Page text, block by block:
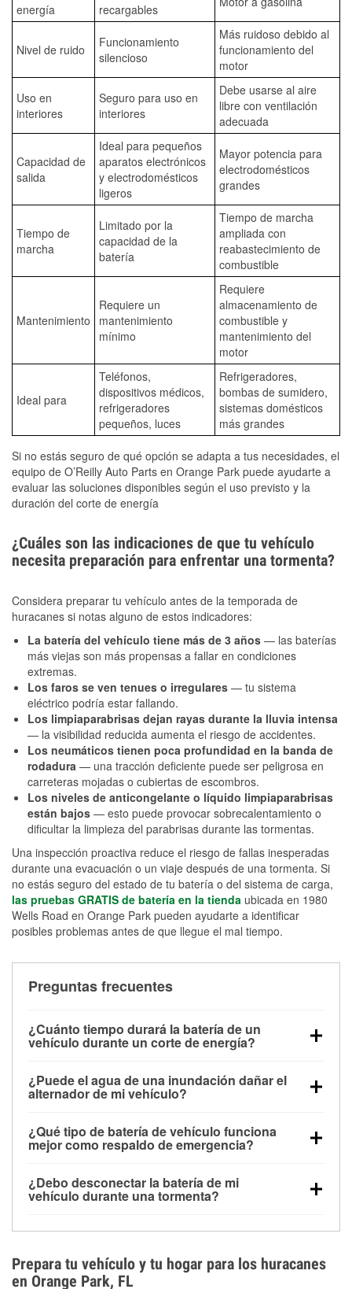
energía
recargables
Nivel de ruido
Funcionamiento
silencioso
Más ruidoso debido al
funcionamiento del
motor
Uso en
interiores
Seguro para uso en
interiores
Debe usarse al aire
libre con ventilación
adecuada
Capacidad de
salida
Ideal para pequeños
aparatos electrónicos
y electrodomésticos
ligeros
Mayor potencia para
electrodomésticos
grandes
Tiempo de
marcha
Limitado por la
capacidad de la
batería
Tiempo de marcha
ampliada con
reabastecimiento de
combustible
Mantenimiento
Requiere un
mantenimiento
mínimo
Requiere
almacenamiento de
combustible y
mantenimiento del
motor
Ideal para
Teléfonos,
dispositivos médicos,
refrigeradores
pequeños, luces
Refrigeradores,
bombas de sumidero,
sistemas domésticos
más grandes
Si no estás seguro de qué opción se adapta a tus necesidades, el
equipo de O’Reilly Auto Parts en Orange Park puede ayudarte a
evaluar las soluciones disponibles según el uso previsto y la
duración del corte de energía
¿Cuáles son las indicaciones de que tu vehículo
necesita preparación para enfrentar una tormenta?
Considera preparar tu vehículo antes de la temporada de
huracanes si notas alguno de estos indicadores:
La batería del vehículo tiene más de 3 años — las baterías
más viejas son más propensas a fallar en condiciones
extremas.
Los faros se ven tenues o irregulares — tu sistema
eléctrico podría estar fallando.
Los limpiaparabrisas dejan rayas durante la lluvia intensa
— la visibilidad reducida aumenta el riesgo de accidentes.
Los neumáticos tienen poca profundidad en la banda de
rodadura — una tracción deficiente puede ser peligrosa en
carreteras mojadas o cubiertas de escombros.
Los niveles de anticongelante o líquido limpiaparabrisas
están bajos — esto puede provocar sobrecalentamiento o
dificultar la limpieza del parabrisas durante las tormentas.
Una inspección proactiva reduce el riesgo de fallas inesperadas
durante una evacuación o un viaje después de una tormenta. Si
no estás seguro del estado de tu batería o del sistema de carga,
las pruebas GRATIS de batería en la tienda ubicada en 1980
Wells Road en Orange Park pueden ayudarte a identificar
posibles problemas antes de que llegue el mal tiempo.
Preguntas frecuentes
¿Cuánto tiempo durará la batería de un
vehículo durante un corte de energía?
alimentar pequeños accesorios durante un tiempo
limitado, pero el uso repetido sin conducir el vehículo
contar con un equipo de carga de respaldo para
cortes prolongados.
¿Puede el agua de una inundación dañar el
alternador de mi vehículo?
parte baja del compartimento del motor y pueden
dañarse si se sumergen, lo que puede provocar una
días después de la exposición.
¿Qué tipo de batería de vehículo funciona
mejor como respaldo de emergencia?
para aplicaciones de ciclo profundo porque son
selladas, resistentes a las vibraciones y más
¿Debo desconectar la batería de mi
vehículo durante una tormenta?
los daños por inundación. Evitar el agua estancada y
preparar opciones de carga de respaldo son
Prepara tu vehículo y tu hogar para los huracanes
en Orange Park, FL